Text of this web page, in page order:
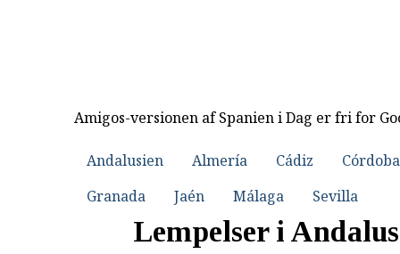
Amigos-versionen af Spanien i Dag er fri for
Andalusien Almería Cádiz
Córdoba
Granada
Jaén Málaga Sevilla
Lempelser i